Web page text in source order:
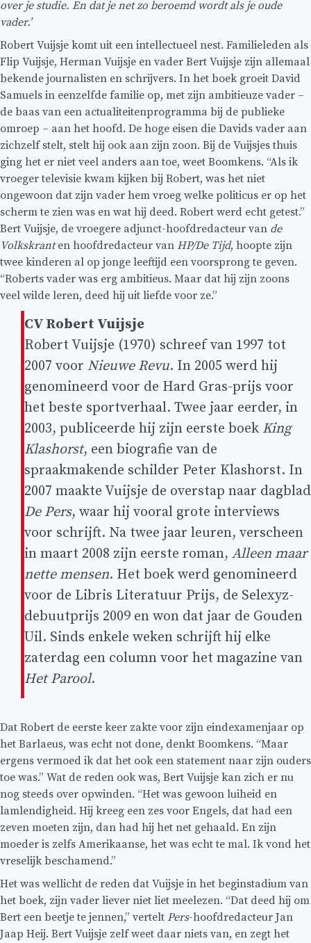
over je studie. En dat je net zo beroemd wordt als je oude
vader.’
Robert Vuijsje komt uit een intellectueel nest. Familieleden als
Flip Vuijsje, Herman Vuijsje en vader Bert Vuijsje zijn allemaal
bekende journalisten en schrijvers. In het boek groeit David
Samuels in eenzelfde familie op, met zijn ambitieuze vader –
de baas van een actualiteitenprogramma bij de publieke
omroep – aan het hoofd. De hoge eisen die Davids vader aan
zichzelf stelt, stelt hij ook aan zijn zoon. Bij de Vuijsjes thuis
ging het er niet veel anders aan toe, weet Boomkens. “Als ik
vroeger televisie kwam kijken bij Robert, was het niet
ongewoon dat zijn vader hem vroeg welke politicus er op het
scherm te zien was en wat hij deed. Robert werd echt getest.”
Bert Vuijsje, de vroegere adjunct-hoofdredacteur van de
Volkskranten hoofdredacteur van HP/De Tijd, hoopte zijn
twee kinderen al op jonge leeftijd een voorsprong te geven.
“Roberts vader was erg ambitieus. Maar dat hij zijn zoons
veel wilde leren, deed hij uit liefde voor ze.”
CV Robert Vuijsje
Robert Vuijsje (1970) schreef van 1997 tot
2007 voor Nieuwe Revu. In 2005 werd hij
genomineerd voor de Hard Gras-prijs voor
het beste sportverhaal. Twee jaar eerder, in
2003, publiceerde hij zijn eerste boek King
Klashorst, een biografie van de
spraakmakende schilder Peter Klashorst. In
2007 maakte Vuijsje de overstap naar dagblad
De Pers, waar hij vooral grote interviews
voor schrijft. Na twee jaar leuren, verscheen
in maart 2008 zijn eerste roman, Alleen maar
nette mensen. Het boek werd genomineerd
voor de Libris Literatuur Prijs, de Selexyz-
debuutprijs 2009 en won dat jaar de Gouden
Uil. Sinds enkele weken schrijft hij elke
zaterdag een column voor het magazine van
Het Parool.
Dat Robert de eerste keer zakte voor zijn eindexamenjaar op
het Barlaeus, was echt not done, denkt Boomkens. “Maar
ergens vermoed ik dat het ook een statement naar zijn ouders
toe was.” Wat de reden ook was, Bert Vuijsje kan zich er nu
nog steeds over opwinden. “Het was gewoon luiheid en
lamlendigheid. Hij kreeg een zes voor Engels, dat had een
zeven moeten zijn, dan had hij het net gehaald. En zijn
moeder is zelfs Amerikaanse, het was echt te mal. Ik vond het
vreselijk beschamend.”
Het was wellicht de reden dat Vuijsje in het beginstadium van
het boek, zijn vader liever niet liet meelezen. “Dat deed hij om
Bert een beetje te jennen,” vertelt Pers-hoofdredacteur Jan
Jaap Heij. Bert Vuijsje zelf weet daar niets van, en zegt het